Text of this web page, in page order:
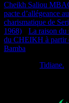
Cheikh Saliou
pacte d’allégeance
charismatique de
1968)
La raison du
du CHEIKH à partir
Bamba
Tidiane.